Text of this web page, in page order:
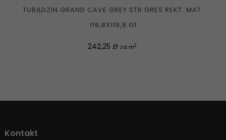
TUBĄDZIN GRAND CAVE GREY STR GRES REKT. MAT.
119,8X119,8 G1
Cena
242,25 zł za m2
Kontakt